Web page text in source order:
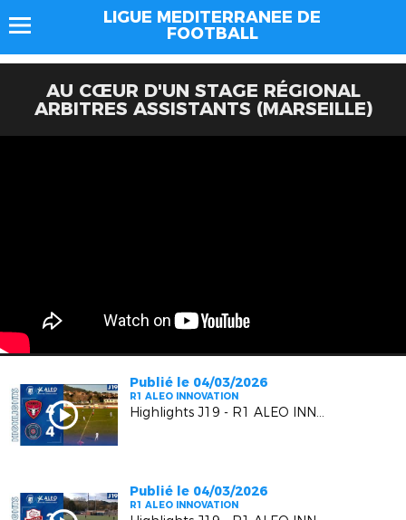
LIGUE MEDITERRANEE DE
FOOTBALL
AU CŒUR D'UN STAGE RÉGIONAL
ARBITRES ASSISTANTS (MARSEILLE)
Publié le 04/03/2026
R1 ALEO INNOVATION
Highlights J19 - R1 ALEO INNOVATION | Six Fours Le Brusc VS RC Pays de Grasse 2
Publié le 04/03/2026
R1 ALEO INNOVATION